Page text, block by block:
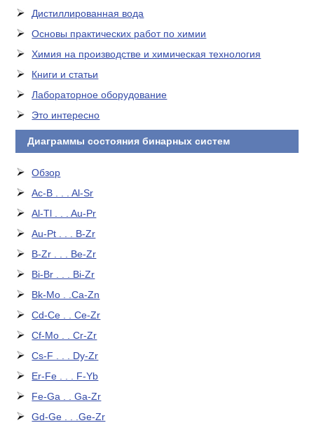
Дистиллированная вода
Основы практических работ по химии
Химия на производстве и химическая технология
Книги и статьи
Лабораторное оборудование
Это интересно
Диаграммы состояния бинарных систем
Обзор
Ac-B . . . Al-Sr
Al-Tl . . . Au-Pr
Au-Pt . . . B-Zr
B-Zr . . . Be-Zr
Bi-Br . . . Bi-Zr
Bk-Mo . .Ca-Zn
Cd-Ce . . Ce-Zr
Cf-Mo . . Cr-Zr
Cs-F . . . Dy-Zr
Er-Fe . . . F-Yb
Fe-Ga . . Ga-Zr
Gd-Ge . . .Ge-Zr